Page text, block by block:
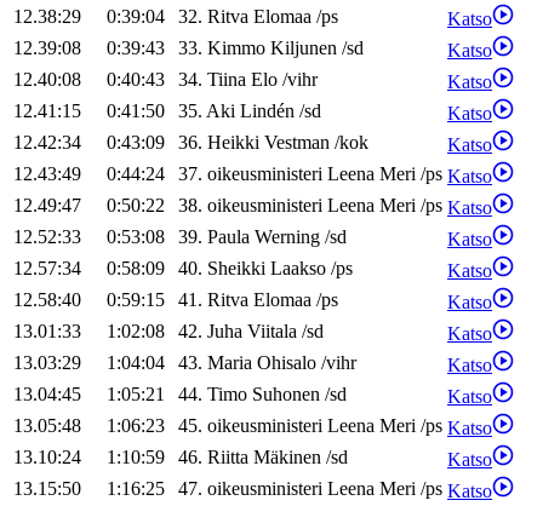
12.38:29
0:39:04 32. Ritva Elomaa /ps
Katso
12.39:08
0:39:43 33. Kimmo Kiljunen /sd
Katso
12.40:08
0:40:43 34. Tiina Elo /vihr
Katso
12.41:15
0:41:50 35. Aki Lindén /sd
Katso
12.42:34
0:43:09 36. Heikki Vestman /kok
Katso
12.43:49
0:44:24 37. oikeusministeri Leena Meri /ps Katso
12.49:47
0:50:22 38. oikeusministeri Leena Meri /ps Katso
12.52:33
0:53:08 39. Paula Werning /sd
Katso
12.57:34
0:58:09 40. Sheikki Laakso /ps
Katso
12.58:40
0:59:15 41. Ritva Elomaa /ps
Katso
13.01:33
1:02:08 42. Juha Viitala /sd
Katso
13.03:29
1:04:04 43. Maria Ohisalo /vihr
Katso
13.04:45
1:05:21 44. Timo Suhonen /sd
Katso
13.05:48
1:06:23 45. oikeusministeri Leena Meri /ps Katso
13.10:24
1:10:59 46. Riitta Mäkinen /sd
Katso
13.15:50
1:16:25 47. oikeusministeri Leena Meri /ps Katso